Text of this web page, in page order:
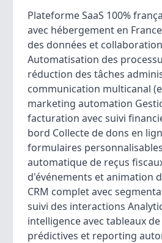
Plateforme SaaS 100%
avec hébergement en
des données et
Automatisation des
réduction des tâches
communication multicanal
marketing automation
facturation avec suivi
bord Collecte de dons en
formulaires
automatique de reçus
d'événements et animation
CRM complet avec
suivi des interactions
intelligence avec tableaux
prédictives et reporting